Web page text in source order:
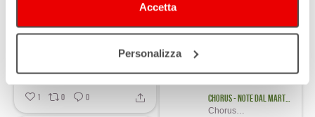
Accetta
Personalizza
1 0 0
Chorus - Note dal Martini per Bologna